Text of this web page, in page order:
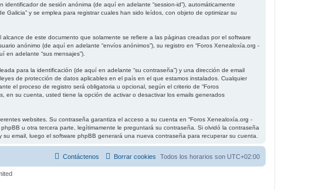
de sesión anónima (de aquí en adelante “session-id”), automáticamente
y se emplea para registrar cuales han sido leídos, con objeto de optimizar su
de este documento que solamente se refiere a las páginas creadas por el software
anónimo (de aquí en adelante “envíos anónimos”), su registro en “Foros Xenealoxía.org -
en adelante “sus mensajes”).
para la identificación (de aquí en adelante “su contraseña”) y una dirección de email
de protección de datos aplicables en el país en el que estamos instalados. Cualquier
el proceso de registro será obligatoria u opcional, según el criterio de “Foros
en su cuenta, usted tiene la opción de activar o desactivar los emails generados
websites. Su contraseña garantiza el acceso a su cuenta en “Foros Xenealoxía.org -
u otra tercera parte, legítimamente le preguntará su contraseña. Si olvidó la contraseña
email, luego el software phpBB generará una nueva contraseña para recuperar su cuenta.
Todos los horarios son UTC+02:00
Borrar cookies
Contáctenos